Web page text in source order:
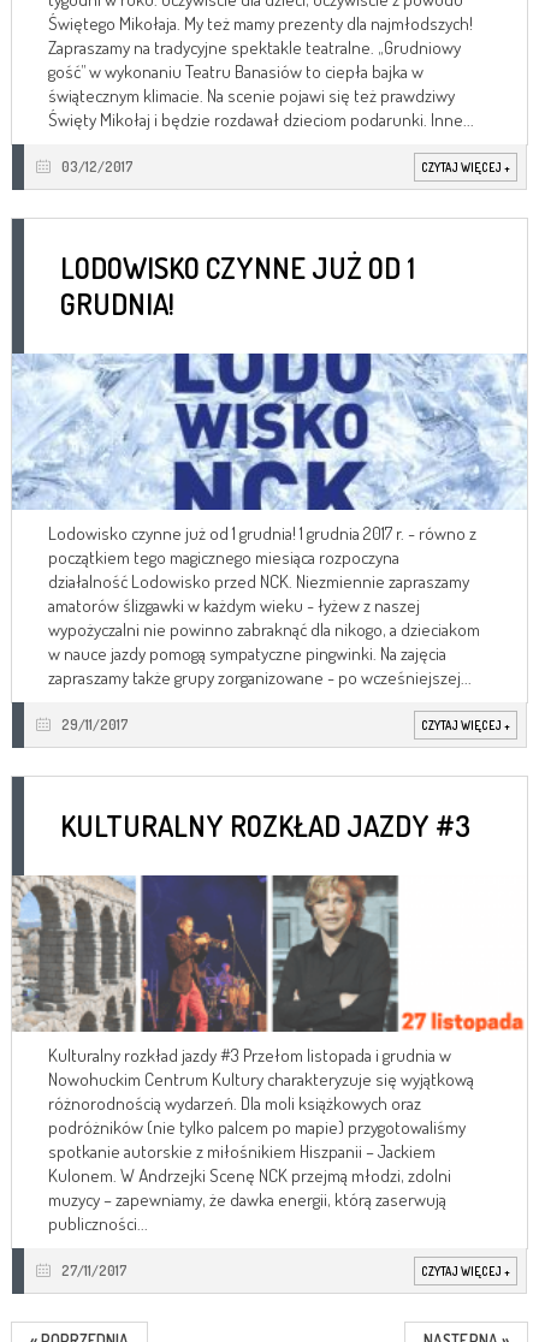
Świętego Mikołaja. My też mamy prezenty dla najmłodszych!
Zapraszamy na tradycyjne spektakle teatralne. „Grudniowy
gość” w wykonaniu Teatru Banasiów to ciepła bajka w
świątecznym klimacie. Na scenie pojawi się też prawdziwy
Święty Mikołaj i będzie rozdawał dzieciom podarunki. Inne...
03/12/2017 CZYTAJ WIĘCEJ +
LODOWISKO CZYNNE JUŻ OD 1
GRUDNIA!
Lodowisko czynne już od 1 grudnia! 1 grudnia 2017 r. - równo z
początkiem tego magicznego miesiąca rozpoczyna
działalność Lodowisko przed NCK. Niezmiennie zapraszamy
amatorów ślizgawki w każdym wieku - łyżew z naszej
wypożyczalni nie powinno zabraknąć dla nikogo, a dzieciakom
w nauce jazdy pomogą sympatyczne pingwinki. Na zajęcia
zapraszamy także grupy zorganizowane - po wcześniejszej...
29/11/2017 CZYTAJ WIĘCEJ +
KULTURALNY ROZKŁAD JAZDY #3
Kulturalny rozkład jazdy #3 Przełom listopada i grudnia w
Nowohuckim Centrum Kultury charakteryzuje się wyjątkową
różnorodnością wydarzeń. Dla moli książkowych oraz
podróżników (nie tylko palcem po mapie) przygotowaliśmy
spotkanie autorskie z miłośnikiem Hiszpanii – Jackiem
Kulonem. W Andrzejki Scenę NCK przejmą młodzi, zdolni
muzycy – zapewniamy, że dawka energii, którą zaserwują
publiczności...
27/11/2017 CZYTAJ WIĘCEJ +